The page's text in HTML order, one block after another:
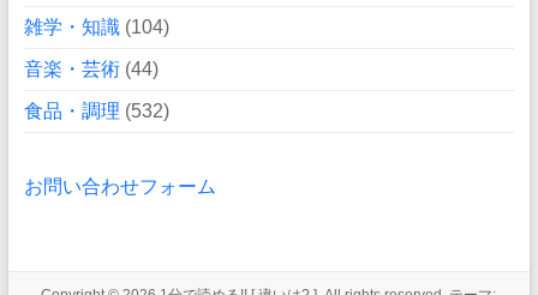
雑学・知識(104)
音楽・芸術(44)
食品・調理 (532)
お問い合わせフォーム